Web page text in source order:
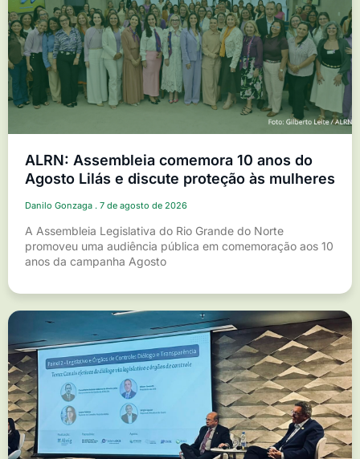
ALRN: Assembleia comemora 10 anos do
Agosto Lilás e discute proteção às mulheres
Danilo Gonzaga 7 de agosto de 2026
A Assembleia Legislativa do Rio Grande do Norte
promoveu uma audiência pública em comemoração aos 10
anos da campanha Agosto